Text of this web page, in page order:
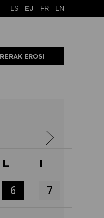
ES EU FR EN
EROSI
L
6 7